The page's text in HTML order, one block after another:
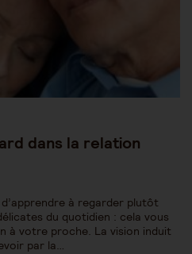
dans la relation
à regarder plutôt
du quotidien : cela vous
à votre proche. La vision induit
par la…